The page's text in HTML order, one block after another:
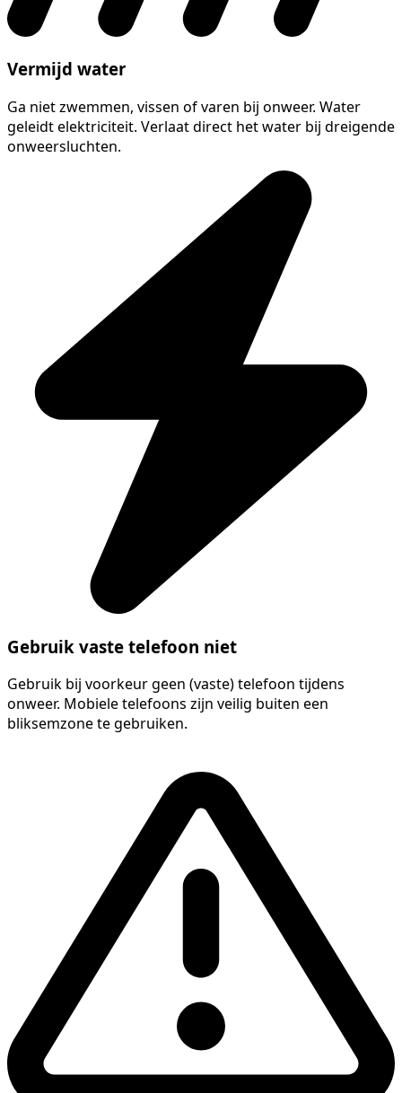
Vermijd water
Ga niet zwemmen, vissen of varen bij onweer. Water
geleidt elektriciteit. Verlaat direct het water bij dreigende
onweersluchten.
Gebruik vaste telefoon niet
Gebruik bij voorkeur geen (vaste) telefoon tijdens
onweer. Mobiele telefoons zijn veilig buiten een
bliksemzone te gebruiken.